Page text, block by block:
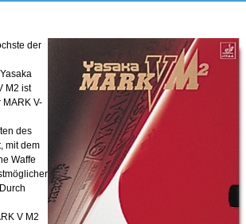
der
M2 ist
MARK V-
des
mit dem
Waffe
V M2